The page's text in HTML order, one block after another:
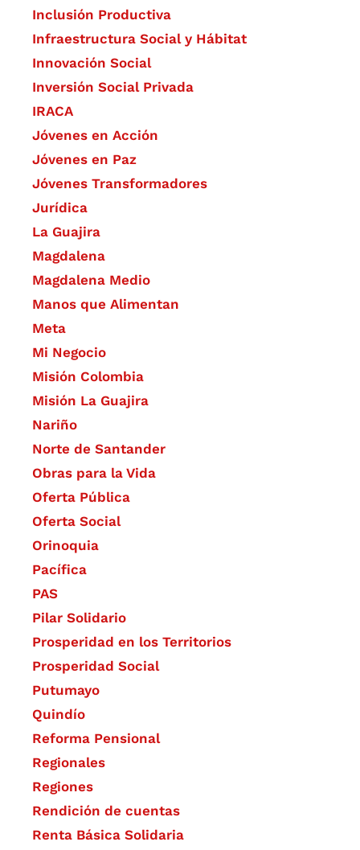
Inclusión Productiva
Infraestructura Social y Hábitat
​Innovación Social
Inversión Social Privada
IRACA
Jóvenes en Acción
Jóvenes en Paz
Jóvenes Transformadores
Jurídica
La Guajira
Magdalena
Magdalena Medio
Manos que Alimentan
Meta
Mi Negocio
Misión Colombia
Misión La Guajira
Nariño
Norte de Santander
Obras para la Vida
Oferta Pública
Oferta Social​​
Orinoquia
Pacífica
PAS
Pilar Solidario
Prosperidad en los Territorios
Prosperidad Social
Putumayo
Quindío
Reforma Pensional
Regionales
Regiones
Rendición de cuentas
Renta Básica Solidaria